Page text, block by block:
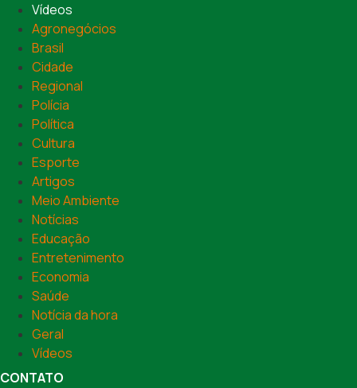
Vídeos
Agronegócios
Brasil
Cidade
Regional
Polícia
Política
Cultura
Esporte
Artigos
Meio Ambiente
Notícias
Educação
Entretenimento
Economia
Saúde
Notícia da hora
Geral
Vídeos
CONTATO